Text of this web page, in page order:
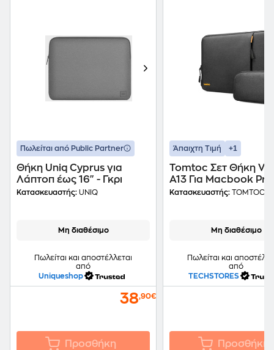
Πωλείται από Public Partner
Θήκη Uniq Cyprus για
Λάπτοπ έως 16" - Γκρι
Κατασκευαστής: UNIQ
Μη διαθέσιμο
Πωλείται και αποστέλλεται
από
Uniqueshop
38,90€
Προσθήκη
Άπαιχτη Τιμή +1
Tomtoc Σετ Θήκη
A13 Για Macbook
Και Accessory
Κατασκευαστής: TOMTOC
Μη διαθέσιμο
Πωλείται και
από
TECHSTORES
Προσθήκη